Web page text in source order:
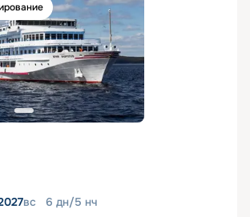
вс 6 дн/5 нч